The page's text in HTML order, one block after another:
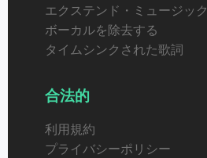
エクステンド・ミュージック
ボーカルを除去する
タイムシンクされた歌詞
合法的
利用規約
プライバシーポリシー